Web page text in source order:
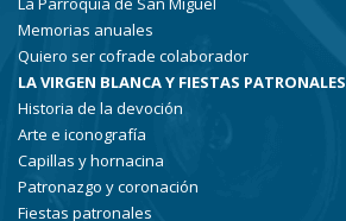
Memorias anuales
Quiero ser cofrade colaborador
LA VIRGEN BLANCA Y FIESTAS PATRONALES
Historia de la devoción
Arte e iconografía
Capillas y hornacina
Patronazgo y coronación
Fiestas patronales